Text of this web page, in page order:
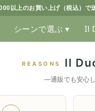
以上のお買い上げ（税込）で
シーンで選ぶ ▾ Il
REASONS Il
―通販でも安心